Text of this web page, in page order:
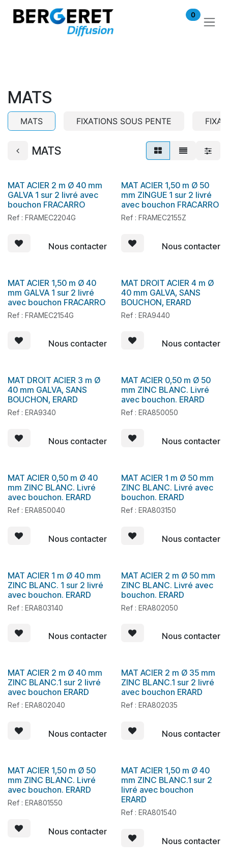
Se rendre au contenu
0
MATS
MATS FIXATIONS SOUS PENTE
MATS
En stock
MAT ACIER 2 m Ø 40 mm
GALVA 1 sur 2 livré avec
bouchon FRACARRO
Ref : FRAMEC2204G
Nous contacter
En stock
MAT ACIER 1,50 m Ø 50
mm ZINGUE 1 sur 2 livré
avec bouchon FRACARRO
Ref : FRAMEC2155Z
Nous contacter
En stock
MAT ACIER 1,50 m Ø 40
mm GALVA 1 sur 2 livré
avec bouchon FRACARRO
Ref : FRAMEC2154G
Nous contacter
En stock
MAT DROIT ACIER 4 m Ø
40 mm GALVA, SANS
BOUCHON, ERARD
Ref : ERA9440
Nous contacter
En stock
MAT DROIT ACIER 3 m Ø
40 mm GALVA, SANS
BOUCHON, ERARD
Ref : ERA9340
Nous contacter
En stock
MAT ACIER 0,50 m Ø 50
mm ZINC BLANC. Livré
avec bouchon. ERARD
Ref : ERA850050
Nous contacter
En stock
MAT ACIER 0,50 m Ø 40
mm ZINC BLANC. Livré
avec bouchon. ERARD
Ref : ERA850040
Nous contacter
En stock
MAT ACIER 1 m Ø 50 mm
ZINC BLANC. Livré avec
bouchon. ERARD
Ref : ERA803150
Nous contacter
En stock
MAT ACIER 1 m Ø 40 mm
ZINC BLANC. 1 sur 2 livré
avec bouchon. ERARD
Ref : ERA803140
Nous contacter
En stock
MAT ACIER 2 m Ø 50 mm
ZINC BLANC. Livré avec
bouchon. ERARD
Ref : ERA802050
Nous contacter
En stock
MAT ACIER 2 m Ø 40 mm
ZINC BLANC.1 sur 2 livré
avec bouchon ERARD
Ref : ERA802040
Nous contacter
En stock
MAT ACIER 2 m Ø 35 mm
ZINC BLANC.1 sur 2 livré
avec bouchon ERARD
Ref : ERA802035
Nous contacter
En stock
MAT ACIER 1,50 m Ø 50
mm ZINC BLANC. Livré
avec bouchon. ERARD
Ref : ERA801550
Nous contacter
En stock
MAT ACIER 1,50 m Ø 40
mm ZINC BLANC.1 sur 2
livré avec bouchon
ERARD
Ref : ERA801540
Nous contacter